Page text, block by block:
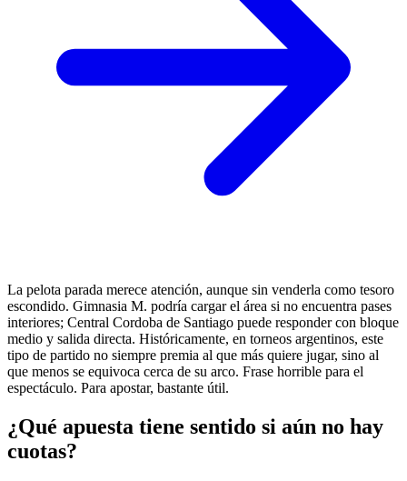
La pelota parada merece atención, aunque sin venderla como tesoro
escondido. Gimnasia M. podría cargar el área si no encuentra pases
interiores; Central Cordoba de Santiago puede responder con bloque
medio y salida directa. Históricamente, en torneos argentinos, este
tipo de partido no siempre premia al que más quiere jugar, sino al
que menos se equivoca cerca de su arco. Frase horrible para el
espectáculo. Para apostar, bastante útil.
¿Qué apuesta tiene sentido si aún no hay
cuotas?